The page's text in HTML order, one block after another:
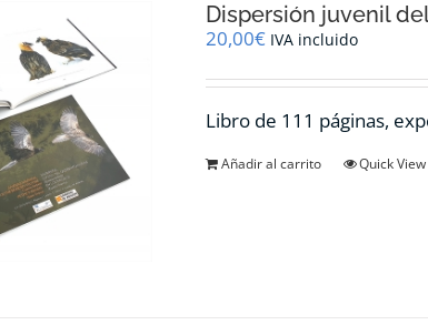
Dispersión juvenil
20,00€ IVA incluido
Libro de 111 páginas,
Añadir al carrito Quick View